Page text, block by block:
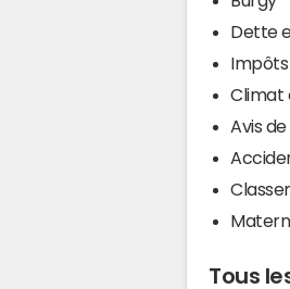
Dette
Climat
Avis
Tous